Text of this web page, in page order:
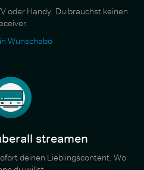
oder Handy. Du brauchst keinen
Wunschabo
streamen
deinen Lieblingscontent. Wo